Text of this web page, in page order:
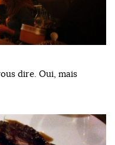
dire. Oui, mais